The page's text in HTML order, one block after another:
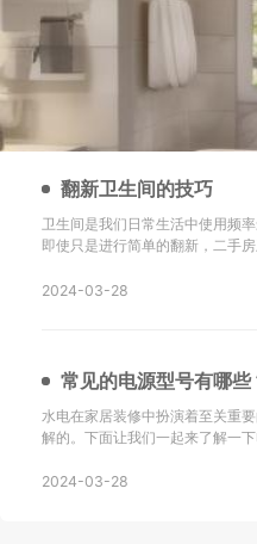
翻新卫生间的技巧
卫生间是我们日常生活中使用频
即使只是进行简单的翻新，二手
铺设瓷砖是很重要的。确保地砖的
2024-03-28
常见的电源型号有哪些
水电在家居装修中扮演着至关重
解的。下面让我们一起来了解一下电源
同轴电缆。 KVV：这种电缆采
2024-03-28